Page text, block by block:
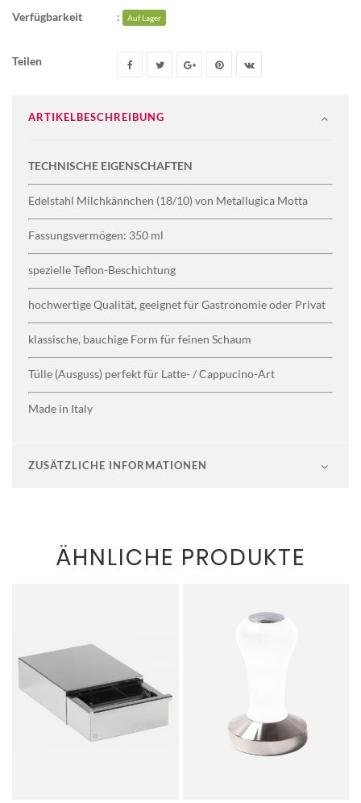
Verfügbarkeit
: Auf Lager
Teilen
ARTIKELBESCHREIBUNG
TECHNISCHE EIGENSCHAFTEN
Edelstahl Milchkännchen (18/10) von Metallugica Motta
Fassungsvermögen: 350 ml
spezielle Teflon-Beschichtung
hochwertige Qualität, geeignet für Gastronomie oder Privat
klassische, bauchige Form für feinen Schaum
Tülle (Ausguss) perfekt für Latte- / Cappucino-Art
Made in Italy
ZUSÄTZLICHE INFORMATIONEN
ÄHNLICHE PRODUKTE